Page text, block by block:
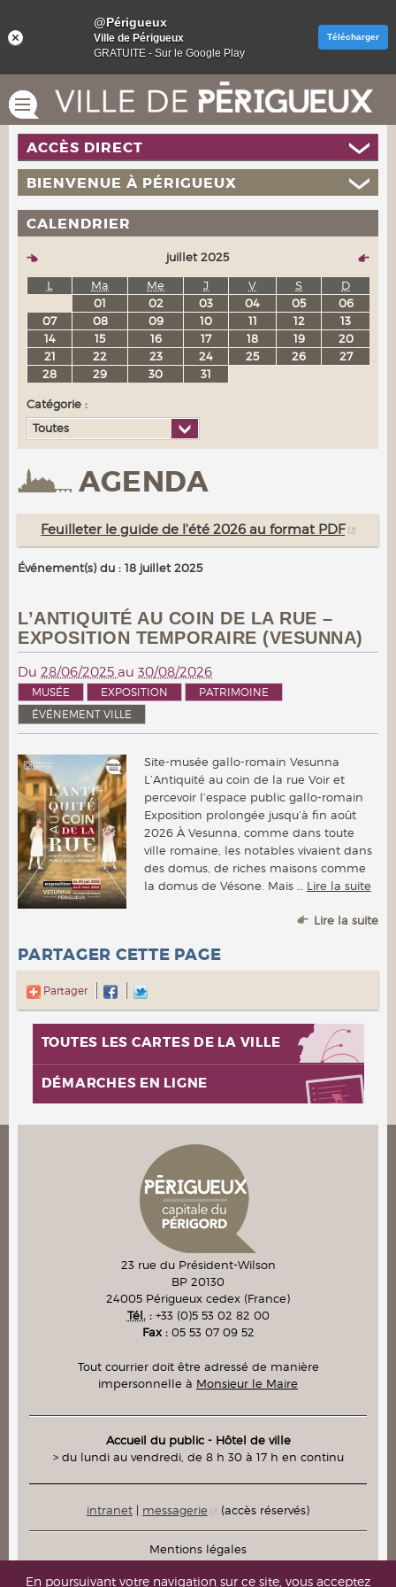
AGENDA
Feuilleter le guide de l'été 2026 au format PDF
Événement(s) du : 18 juillet 2025
L’ANTIQUITÉ AU COIN DE LA RUE –
EXPOSITION TEMPORAIRE (VESUNNA)
Du 28/06/2025 au 30/08/2026
MUSÉE EXPOSITION
PATRIMOINE
ÉVÉNEMENT VILLE
Site-musée gallo-romain Vesunna
L’Antiquité au coin de la rue Voir et
percevoir l’espace public gallo-romain
Exposition prolongée jusqu’à fin août
2026 À Vesunna, comme dans toute
ville romaine, les notables vivaient dans
des domus, de riches maisons comme
la domus de Vésone. Mais … Lire la suite
Lire la suite
PARTAGER CETTE PAGE
Partager
ACCÈS DIRECT
BIENVENUE À PÉRIGUEUX
CALENDRIER
juillet 2025
L
Ma Me J V S
D
01
02 03 04 05
06
07
08 09 10 11 12
13
14
15 16 17 18 19
20
21
22 23 24 25 26
27
28
29 30 31
Catégorie :
Toutes
TOUTES LES CARTES DE LA VILLE
DÉMARCHES EN LIGNE
23 rue du Président-Wilson
BP 20130
24005 Périgueux cedex (France)
Tél. : +33 (0)5 53 02 82 00
Fax : 05 53 07 09 52
Tout courrier doit être adressé de manière
impersonnelle à Monsieur le Maire
Accueil du public - Hôtel de ville
> du lundi au vendredi, de 8 h 30 à 17 h en continu
intranet| messagerie (accès réservés)
Mentions légales
Plan du site
En poursuivant votre navigation sur ce site, vous acceptez
@Périgueux
Ville de Périgueux
GRATUITE - Sur le Google Play
Télécharger